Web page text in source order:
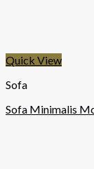
Quick View
Sofa
Sofa Minimalis